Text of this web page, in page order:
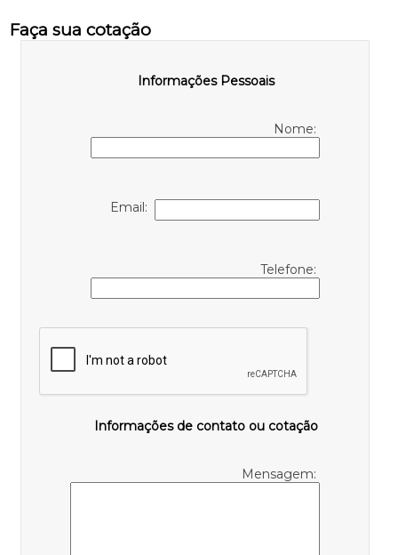
Faça sua cotação
Informações Pessoais
Nome:
Email:
Telefone:
Informações de contato ou cotação
Mensagem: